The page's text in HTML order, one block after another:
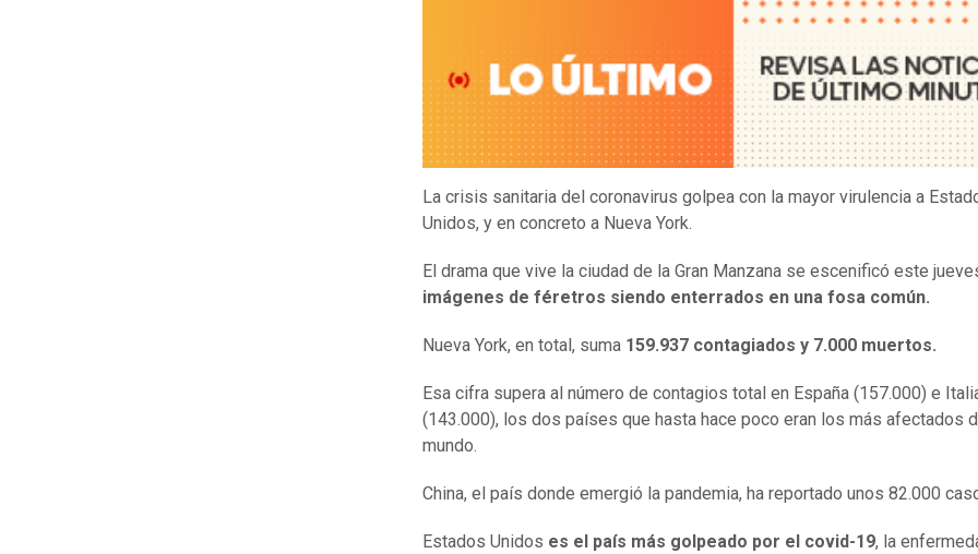
La crisis sanitaria del coronavirus golpea con la mayor virulencia a
Unidos, y en concreto a Nueva York.
El drama que vive la ciudad de la Gran Manzana se escenificó este
imágenes de féretros siendo enterrados en una fosa común.
Nueva York, en total, suma 159.937 contagiados y 7.000 muertos.
Esa cifra supera al número de contagios total en España (157.000) e
(143.000), los dos países que hasta hace poco eran los más afectados
mundo.
China, el país donde emergió la pandemia, ha reportado unos 82.000
Estados Unidos es el país más golpeado por el covid-19, la